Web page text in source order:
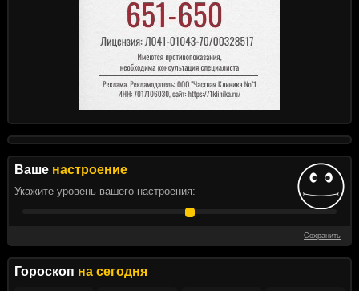
Ваше настроение
Укажите уровень вашего настроения:
Сохранить
Гороскоп на сегодня